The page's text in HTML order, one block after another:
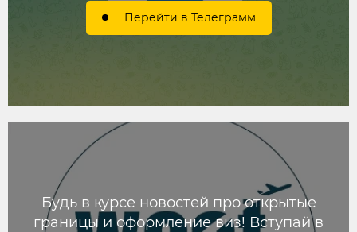
Перейти в Телеграмм
Будь в курсе новостей про открытые
границы и оформление виз! Вступай в